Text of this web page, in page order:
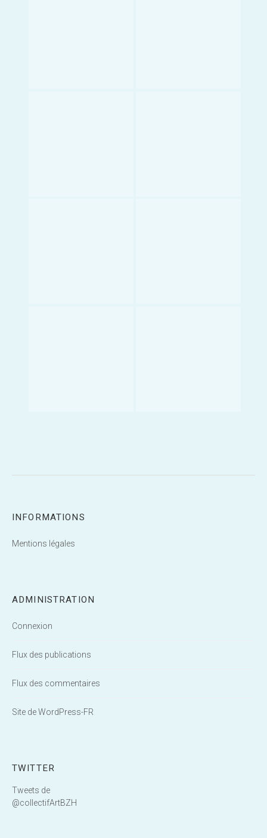
INFORMATIONS
Mentions légales
ADMINISTRATION
Connexion
Flux des publications
Flux des commentaires
Site de WordPress-FR
TWITTER
Tweets de
@collectifArtBZH